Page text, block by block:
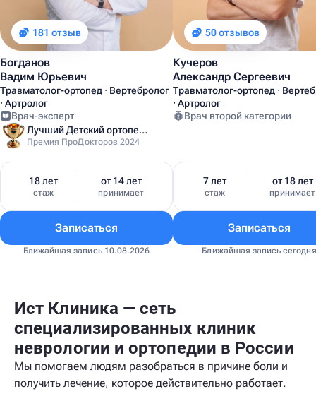
181 отзыв
Богданов
Вадим Юрьевич
Травматолог-ортопед · Вертебролог
· Артролог
Врач-эксперт
Лучший Детский ортопед Москвы
Премия ПроДокторов 2024
18 лет
стаж
от 14 лет
принимает
Записаться
Ближайшая запись 10.08.2026
50 отзывов
Кучеров
Александр Сергеевич
Травматолог-ортопед ·
· Артролог
Врач второй категории
7 лет
стаж
от 18 лет
принимает
Записаться
Ближайшая запись сегодня
Ист Клиника — сеть
специализированных клиник
неврологии и ортопедии в России
Мы помогаем людям разобраться в причине боли и
получить лечение, которое действительно работает.